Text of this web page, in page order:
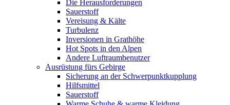
Die Herausforderungen
Sauerstoff
Vereisung & Kälte
Turbulenz
Inversionen in Grathöhe
Hot Spots in den Alpen
Andere Luftraumbenutzer
Ausrüstung fürs Gebirge
Sicherung an der Schwerpunktkupplung
Hilfsmittel
Sauerstoff